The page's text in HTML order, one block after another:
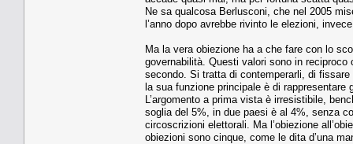
Ne sa qualcosa Berlusconi, che nel 2005
l’anno dopo avrebbe rivinto le elezioni,
Ma la vera obiezione ha a che fare con lo
governabilità. Questi valori sono in
secondo. Si tratta di contemperarli, di
la sua funzione principale è di rappresentare
L’argomento a prima vista è irresistibile,
soglia del 5%, in due paesi è al 4%, senza
circoscrizioni elettorali. Ma l’obiezione
obiezioni sono cinque, come le dita d’una